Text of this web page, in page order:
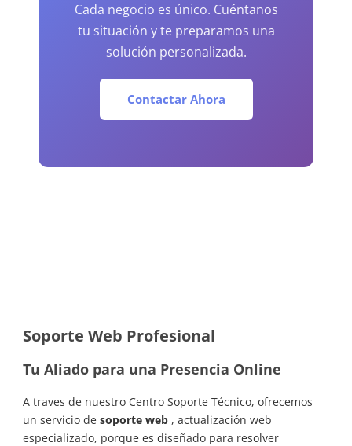
Cada negocio es único. Cuéntanos
tu situación y te preparamos una
solución personalizada.
Contactar Ahora
Soporte Web Profesional
Tu Aliado para una Presencia Online
A traves de nuestro Centro Soporte Técnico, ofrecemos
un servicio de soporte web , actualización web
especializado, porque es diseñado para resolver